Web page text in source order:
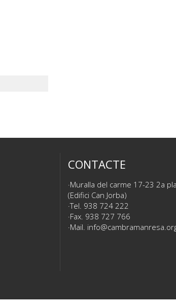
CONTACTE
Muralla del carme 17-23 2a
(Edifici Can Jorba)
Tel. 938 724 222
Fax. 938 727 766
Mail.